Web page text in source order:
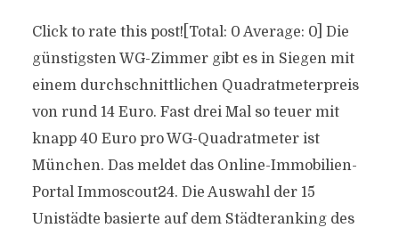
Click to rate this post![Total: 0 Average: 0] Die
günstigsten WG-Zimmer gibt es in Siegen mit
einem durchschnittlichen Quadratmeterpreis
von rund 14 Euro. Fast drei Mal so teuer mit
knapp 40 Euro pro WG-Quadratmeter ist
München. Das meldet das Online-Immobilien-
Portal Immoscout24. Die Auswahl der 15
Unistädte basierte auf dem Städteranking des